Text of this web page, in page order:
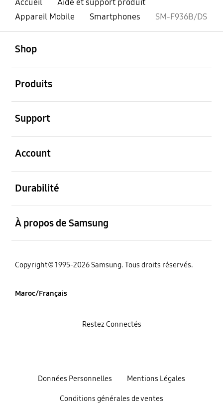
Accueil
Aide et support produit
Appareil Mobile
Smartphones SM-F936B/DS
Shop
Produits
Support
Account
Durabilité
À propos de Samsung
Copyright© 1995-2026 Samsung. Tous droits réservés.
Maroc/Français
Données Personnelles Mentions Légales
Conditions générales de ventes
Restez Connectés